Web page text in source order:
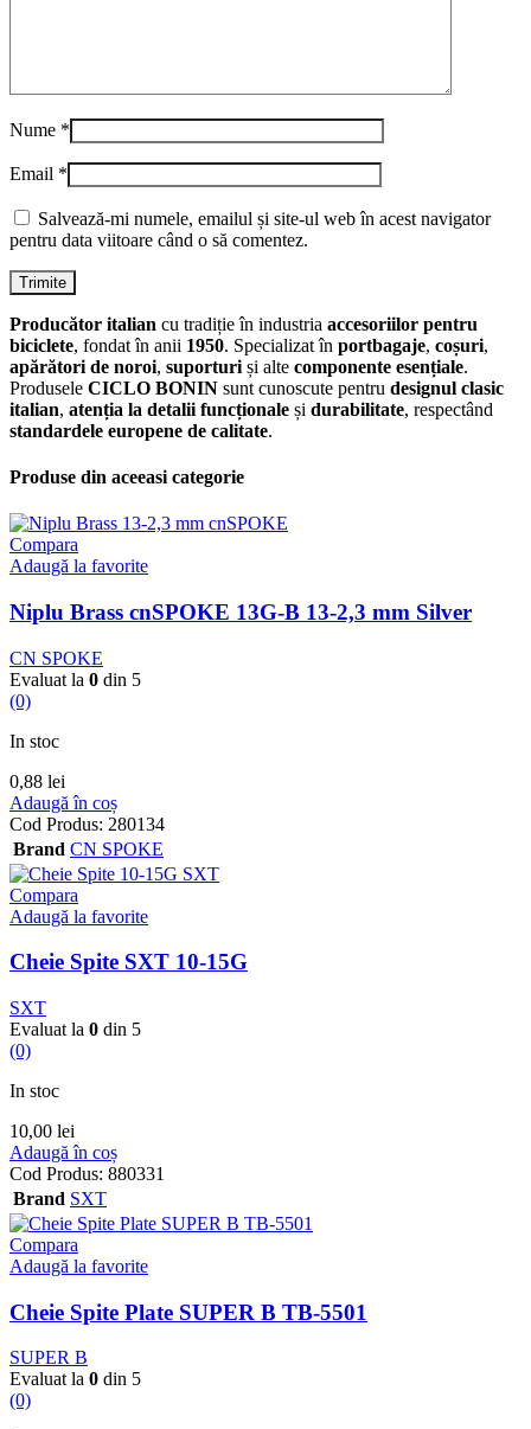
Nume *
Email *
Salvează-mi numele, emailul și site-ul web în acest navigator
pentru data viitoare când o să comentez.
Producător italian cu tradiție în industria accesoriilor pentru
biciclete, fondat în anii 1950. Specializat în portbagaje, coșuri,
apărători de noroi, suporturi și alte componente esențiale.
Produsele CICLO BONIN sunt cunoscute pentru designul clasic
italian, atenția la detalii funcționale și durabilitate, respectând
standardele europene de calitate.
Produse din aceeasi categorie
Compara
Adaugă la favorite
Niplu Brass cnSPOKE 13G-B 13-2,3 mm Silver
CN SPOKE
Evaluat la 0 din 5
(0)
In stoc
0,88 lei
Adaugă în coș
Cod Produs: 280134
Brand CN SPOKE
Compara
Adaugă la favorite
Cheie Spite SXT 10-15G
SXT
Evaluat la 0 din 5
(0)
In stoc
10,00 lei
Adaugă în coș
Cod Produs: 880331
Brand SXT
Compara
Adaugă la favorite
Cheie Spite Plate SUPER B TB-5501
SUPER B
Evaluat la 0 din 5
(0)